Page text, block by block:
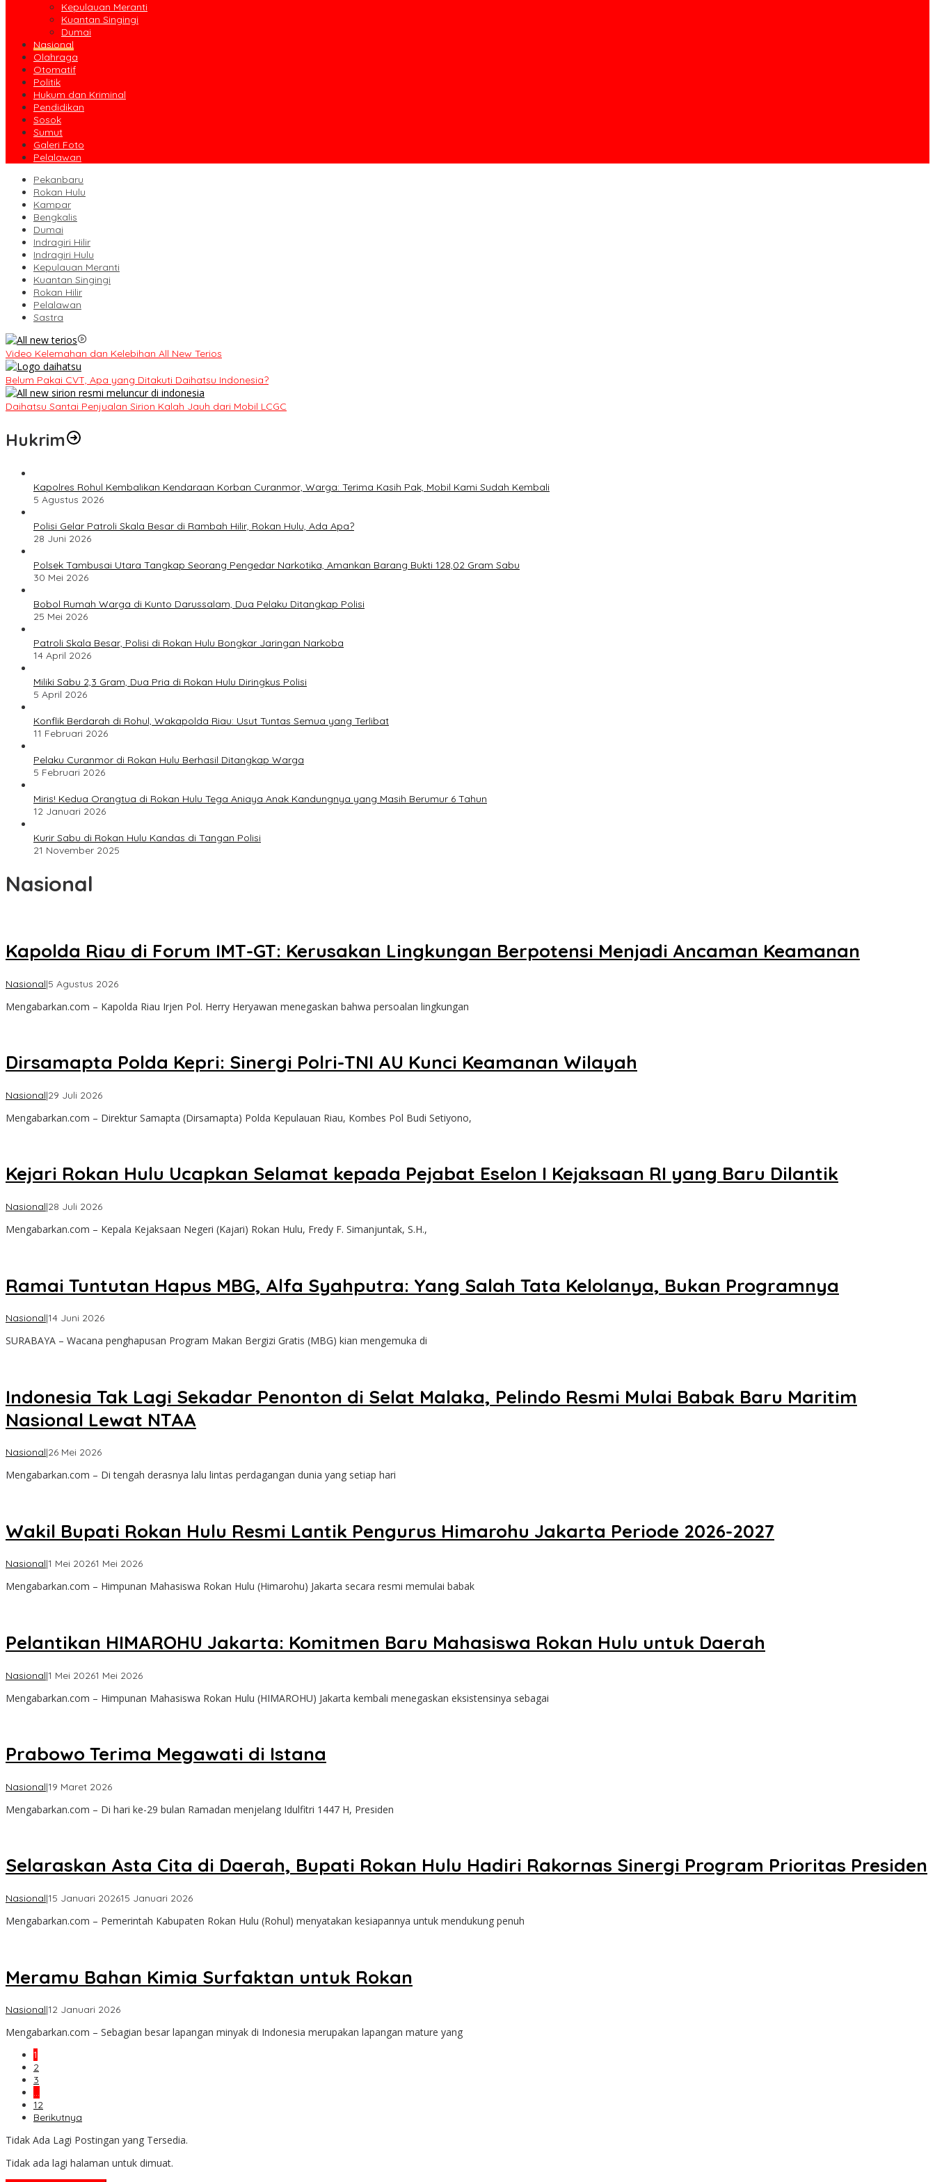
Kepulauan Meranti
Kuantan Singingi
Dumai
Nasional
Olahraga
Otomatif
Politik
Hukum dan Kriminal
Pendidikan
Sosok
Sumut
Galeri Foto
Pelalawan
Pekanbaru
Rokan Hulu
Kampar
Bengkalis
Dumai
Indragiri Hilir
Indragiri Hulu
Kepulauan Meranti
Kuantan Singingi
Rokan Hilir
Pelalawan
Sastra
Video Kelemahan dan Kelebihan All New Terios
Belum Pakai CVT, Apa yang Ditakuti Daihatsu Indonesia?
Daihatsu Santai Penjualan Sirion Kalah Jauh dari Mobil LCGC
Hukrim
Kapolres Rohul Kembalikan Kendaraan Korban Curanmor, Warga: Terima Kasih Pak, Mobil Kami Sudah Kembali
5 Agustus 2026
Polisi Gelar Patroli Skala Besar di Rambah Hilir, Rokan Hulu, Ada Apa?
28 Juni 2026
Polsek Tambusai Utara Tangkap Seorang Pengedar Narkotika, Amankan Barang Bukti 128,02 Gram Sabu
30 Mei 2026
Bobol Rumah Warga di Kunto Darussalam, Dua Pelaku Ditangkap Polisi
25 Mei 2026
Patroli Skala Besar, Polisi di Rokan Hulu Bongkar Jaringan Narkoba
14 April 2026
Miliki Sabu 2,3 Gram, Dua Pria di Rokan Hulu Diringkus Polisi
5 April 2026
Konflik Berdarah di Rohul, Wakapolda Riau: Usut Tuntas Semua yang Terlibat
11 Februari 2026
Pelaku Curanmor di Rokan Hulu Berhasil Ditangkap Warga
5 Februari 2026
Miris! Kedua Orangtua di Rokan Hulu Tega Aniaya Anak Kandungnya yang Masih Berumur 6 Tahun
12 Januari 2026
Kurir Sabu di Rokan Hulu Kandas di Tangan Polisi
21 November 2025
Nasional
Kapolda Riau di Forum IMT-GT: Kerusakan Lingkungan Berpotensi Menjadi Ancaman Keamanan
Nasional|5 Agustus 2026oleh
Mengabarkan.com – Kapolda Riau Irjen Pol. Herry Heryawan menegaskan bahwa persoalan lingkungan
Dirsamapta Polda Kepri: Sinergi Polri-TNI AU Kunci Keamanan Wilayah
Nasional|29 Juli 2026oleh
Mengabarkan.com – Direktur Samapta (Dirsamapta) Polda Kepulauan Riau, Kombes Pol Budi Setiyono,
Kejari Rokan Hulu Ucapkan Selamat kepada Pejabat Eselon I Kejaksaan RI yang Baru Dilantik
Nasional|28 Juli 2026oleh
Mengabarkan.com – Kepala Kejaksaan Negeri (Kajari) Rokan Hulu, Fredy F. Simanjuntak, S.H.,
Ramai Tuntutan Hapus MBG, Alfa Syahputra: Yang Salah Tata Kelolanya, Bukan Programnya
Nasional|14 Juni 2026oleh
SURABAYA – Wacana penghapusan Program Makan Bergizi Gratis (MBG) kian mengemuka di
Indonesia Tak Lagi Sekadar Penonton di Selat Malaka, Pelindo Resmi Mulai Babak Baru Maritim
Nasional Lewat NTAA
Nasional|26 Mei 2026oleh
Mengabarkan.com – Di tengah derasnya lalu lintas perdagangan dunia yang setiap hari
Wakil Bupati Rokan Hulu Resmi Lantik Pengurus Himarohu Jakarta Periode 2026-2027
Nasional|1 Mei 20261 Mei 2026oleh
Mengabarkan.com – Himpunan Mahasiswa Rokan Hulu (Himarohu) Jakarta secara resmi memulai babak
Pelantikan HIMAROHU Jakarta: Komitmen Baru Mahasiswa Rokan Hulu untuk Daerah
Nasional|1 Mei 20261 Mei 2026oleh
Mengabarkan.com – Himpunan Mahasiswa Rokan Hulu (HIMAROHU) Jakarta kembali menegaskan eksistensinya sebagai
Prabowo Terima Megawati di Istana
Nasional|19 Maret 2026oleh
Mengabarkan.com – Di hari ke-29 bulan Ramadan menjelang Idulfitri 1447 H, Presiden
Selaraskan Asta Cita di Daerah, Bupati Rokan Hulu Hadiri Rakornas Sinergi Program Prioritas Presiden
Nasional|15 Januari 202615 Januari 2026oleh
Mengabarkan.com – Pemerintah Kabupaten Rokan Hulu (Rohul) menyatakan kesiapannya untuk mendukung penuh
Meramu Bahan Kimia Surfaktan untuk Rokan
Nasional|12 Januari 2026oleh
Mengabarkan.com – Sebagian besar lapangan minyak di Indonesia merupakan lapangan mature yang
1
2
3
…
12
Berikutnya
Tidak Ada Lagi Postingan yang Tersedia.
Tidak ada lagi halaman untuk dimuat.